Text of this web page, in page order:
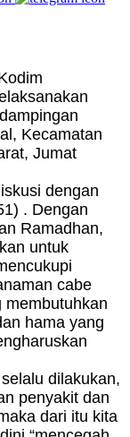
Kecamatan
Jumat
dengan
. Dengan
Ramadhan,
untuk
cabe
membutuhkan
hama yang
dilakukan,
penyakit dan
dari itu kita